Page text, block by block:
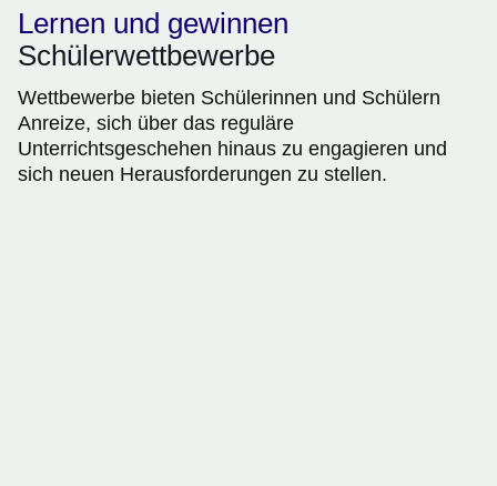
Lernen und gewinnen
Schülerwettbewerbe
Wettbewerbe bieten Schülerinnen und Schülern
Anreize, sich über das reguläre
Unterrichtsgeschehen hinaus zu engagieren und
sich neuen Herausforderungen zu stellen.